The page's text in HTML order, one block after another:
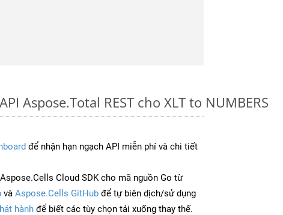
Aspose.Total REST cho XLT to NUMBERS
để nhận hạn ngạch API miễn phí và chi tiết
Cloud SDK cho mã nguồn Go từ
và Aspose.Cells GitHub để tự biên dịch/sử dụng
hành để biết các tùy chọn tải xuống thay thế.